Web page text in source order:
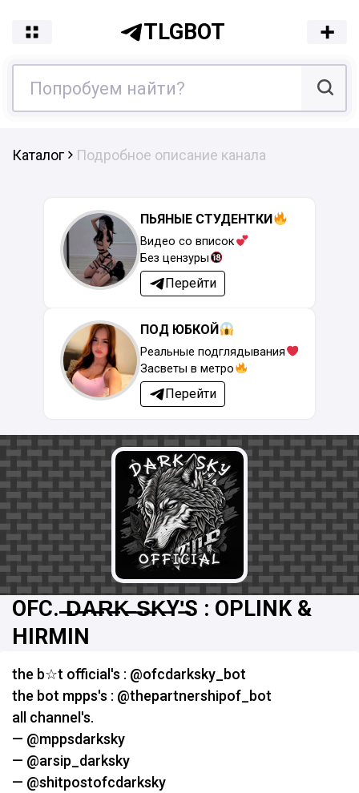
TLGBOT
Каталог Подробное описание канала
ПЬЯНЫЕ СТУДЕНТКИ
Видео со вписок
Без цензуры
Перейти
ПОД ЮБКОЙ
Реальные подглядывания
Засветы в метро
Перейти
OFC. ̶̶̶D̶̶̶A̶̶̶R̶̶̶K̶̶ ̶S̶K̶Y'̶S : OPLINK &
HIRMIN
the b☆t official's : @ofcdarksky_bot
the bot mpps's : @thepartnershipof_bot
all channel's.
— @mppsdarksky
— @arsip_darksky
— @shitpostofcdarksky